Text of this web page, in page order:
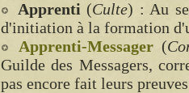
Apprenti (Culte) : Au
d'initiation à la formation
Apprenti-Messager (
Guilde des Messagers,
pas encore fait leurs